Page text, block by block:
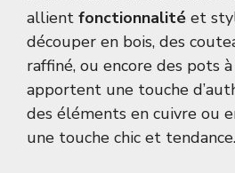
allient fonctionnalité et
découper en bois, des
raffiné, ou encore des pots
apportent une touche
des éléments en cuivre ou
une touche chic et tendance.